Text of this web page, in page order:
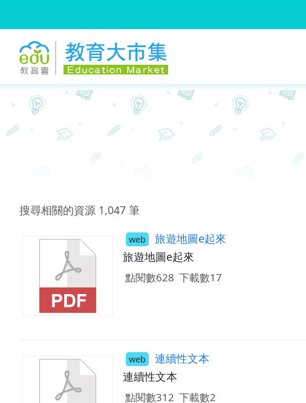
搜尋相關的資源 1,047 筆
web 旅遊地圖e起來
旅遊地圖e起來
點閱數628 下載數17
web 連續性文本
連續性文本
點閱數312 下載數2